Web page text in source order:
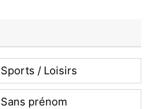
Sports / Loisirs
Sans prénom